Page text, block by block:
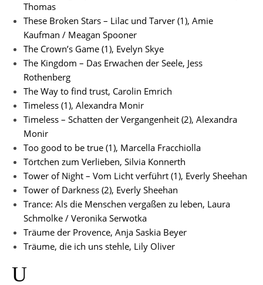
Thomas
These Broken Stars – Lilac und Tarver (1), Amie
Kaufman / Meagan Spooner
The Crown’s Game (1), Evelyn Skye
The Kingdom – Das Erwachen der Seele, Jess
Rothenberg
The Way to find trust, Carolin Emrich
Timeless (1), Alexandra Monir
Timeless – Schatten der Vergangenheit (2), Alexandra
Monir
Too good to be true (1), Marcella Fracchiolla
Törtchen zum Verlieben, Silvia Konnerth
Tower of Night – Vom Licht verführt (1), Everly Sheehan
Tower of Darkness (2), Everly Sheehan
Trance: Als die Menschen vergaßen zu leben, Laura
Schmolke / Veronika Serwotka
Träume der Provence, Anja Saskia Beyer
Träume, die ich uns stehle, Lily Oliver
U